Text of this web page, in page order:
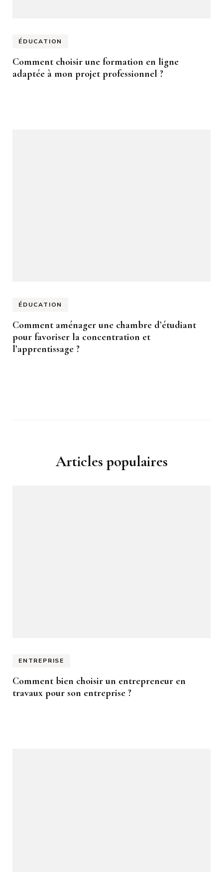
ÉDUCATION
Comment choisir une formation en ligne
adaptée à mon projet professionnel ?
ÉDUCATION
Comment aménager une chambre d’étudiant
pour favoriser la concentration et
l’apprentissage ?
Articles populaires
ENTREPRISE
Comment bien choisir un entrepreneur en
travaux pour son entreprise ?